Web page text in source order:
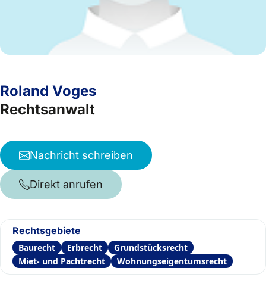
Roland Voges
Rechtsanwalt
Nachricht schreiben
Direkt anrufen
Rechtsgebiete
Baurecht Erbrecht
Grundstücksrecht
Miet- und Pachtrecht
Wohnungseigentumsrecht